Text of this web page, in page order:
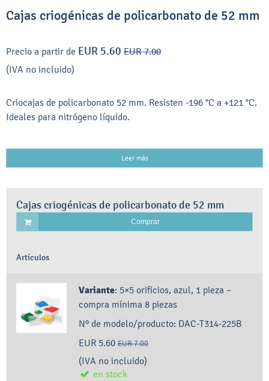
Cajas criogénicas de policarbonato de 52 mm
Precio a partir de EUR 5.60 EUR 7.00
(IVA no incluido)
Criocajas de policarbonato 52 mm. Resisten -196 °C a +121 °C.
Ideales para nitrógeno líquido.
Leer más
Cajas criogénicas de policarbonato de 52 mm
Comprar
Artículos
Variante: 5×5 orificios, azul, 1 pieza –
compra mínima 8 piezas
Nº de modelo/producto: DAC-T314-225B
EUR 5.60 EUR 7.00
(IVA no incluido)
en stock